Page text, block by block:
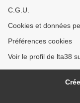
C.G.U.
Cookies et données
Préférences cookies
Voir le profil de lta38